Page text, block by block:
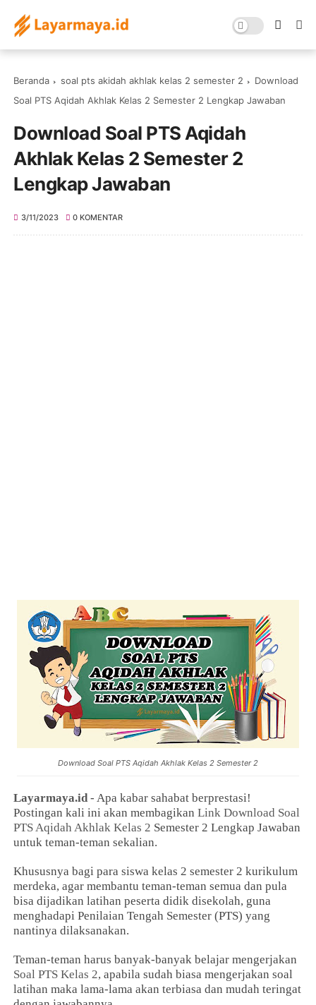
Beranda soal pts akidah akhlak kelas 2 semester 2
Download
Soal PTS Aqidah Akhlak Kelas 2 Semester 2 Lengkap Jawaban
Download Soal PTS Aqidah
Akhlak Kelas 2 Semester 2
Lengkap Jawaban
3/11/2023 0 KOMENTAR
Download Soal PTS Aqidah Akhlak Kelas 2 Semester 2
Layarmaya.id- Apa kabar sahabat berprestasi!
Postingan kali ini akan membagikanLink Download Soal
PTS Aqidah Akhlak Kelas 2 Semester 2 Lengkap Jawaban
untuk teman-teman sekalian.
Khususnya bagi para siswa kelas 2 semester 2 kurikulum
merdeka, agar membantu teman-teman semua dan pula
bisa dijadikan latihan peserta didik disekolah, guna
menghadapi Penilaian Tengah Semester (PTS) yang
nantinya dilaksanakan.
Teman-teman harus banyak-banyak belajar mengerjakan
Soal PTS Kelas 2, apabila sudah biasa mengerjakan soal
latihan maka lama-lama akan terbiasa dan mudah teringat